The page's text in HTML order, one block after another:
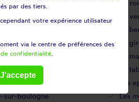
La
sur-mer
La
Le
Le
Le
sur-vie
Le
Les
sur-boulogne
Les
par des tiers.
votre expérience utilisateur
via le centre de préférences des
confidentialité
J'accepte